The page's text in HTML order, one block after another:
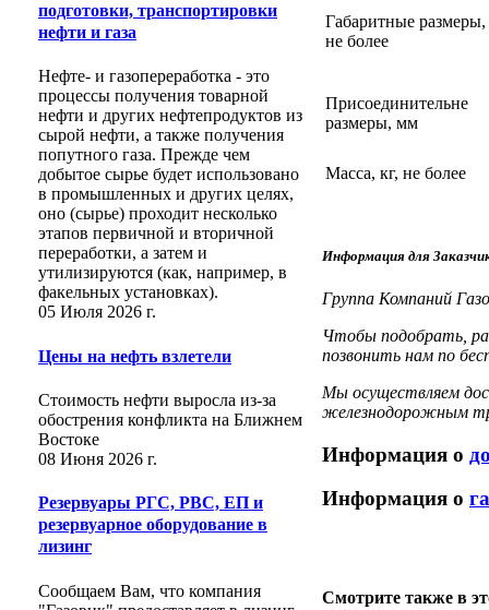
подготовки, транспортировки
нефти и газа
Нефте- и газопереработка - это
процессы получения товарной
нефти и других нефтепродуктов из
сырой нефти, а также получения
попутного газа. Прежде чем
добытое сырье будет использовано
в промышленных и других целях,
оно (сырье) проходит несколько
этапов первичной и вторичной
переработки, а затем и
утилизируются (как, например, в
факельных установках).
05 Июля 2026 г.
Цены на нефть взлетели
Стоимость нефти выросла из-за
обострения конфликта на Ближнем
Востоке
08 Июня 2026 г.
Резервуары РГС, РВС, ЕП и
резервуарное оборудование в
лизинг
Сообщаем Вам, что компания
Габаритные
не более
Присоединительне
размеры, мм
Масса, кг, не более
Информация для
Группа Компаний
Чтобы подобрать,
позвонить нам по
Мы осуществляем
железнодорожным
Информация о
Информация о
Смотрите также в